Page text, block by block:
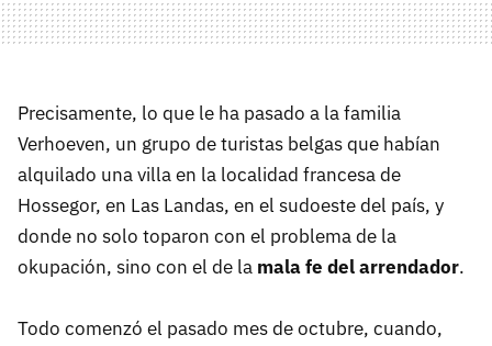
Precisamente, lo que le ha pasado a la familia
Verhoeven, un grupo de turistas belgas que habían
alquilado una villa en la localidad francesa de
Hossegor, en Las Landas, en el sudoeste del país, y
donde no solo toparon con el problema de la
okupación, sino con el de la mala fe del arrendador.
Todo comenzó el pasado mes de octubre, cuando,